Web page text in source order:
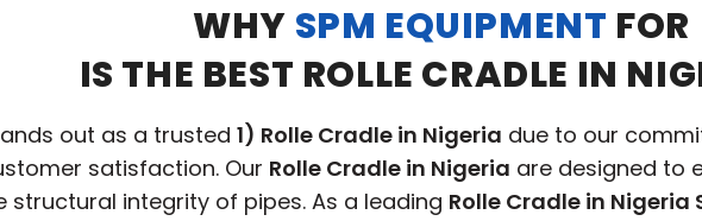
WHY SPM EQUIPMENT FOR
IS THE BEST ROLLE CRADLE IN
out as a trusted 1) Rolle Cradle in Nigeria due to our
satisfaction. Our Rolle Cradle in Nigeria are designed to
structural integrity of pipes. As a leading Rolle Cradle in Nigeria